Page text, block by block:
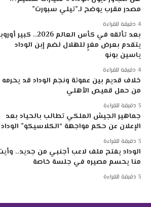
مصدر مقرب يوضح لـ”تيلي سبورت”
بعد تألقه في كأس العالم 2026.. كبير أوروبا
يتقدم بعرض مغرٍ للهلال لضم إبن الوداد
ياسين بونو
خلاف قديم بين عموتة ونجم الوداد قد يحرمه
من حمل قميص الأهلي
جماهير الجيش الملكي تطالب بالحياد بعد
الإعلان عن حكم مواجهة “الكلاسيكو” الوداد
الوداد يفتح ملف لاعب أجنبي من جديد.. وأيت
منا يحسم مصيره في جلسة خاصة